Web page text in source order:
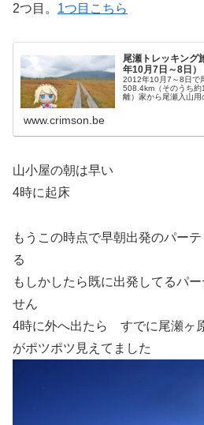
2つ目。 1つ目こちら
尾瀬トレッキング
年10月7日～8日）
2012年10月7～8日で
508.4km（そのうち約
離）家から尾瀬入山
www.crimson.be
山小屋の朝は早い
4時に起床
もうこの時点で早朝出発のパー
る
もしかしたら既に出発してるパ
せん
4時に外へ出たら すでに尾瀬ヶ
がポツポツ見えてました